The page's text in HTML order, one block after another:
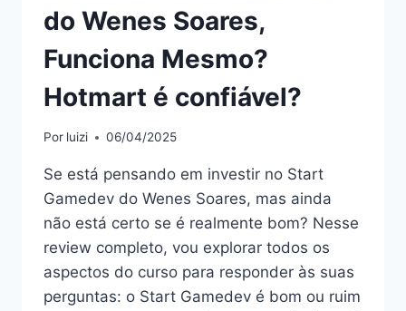
do Wenes Soares,
Funciona Mesmo?
Hotmart é confiável?
Por luizi 06/04/2025
Se está pensando em investir no Start
Gamedev do Wenes Soares, mas ainda
não está certo se é realmente bom? Nesse
review completo, vou explorar todos os
aspectos do curso para responder às suas
perguntas: o Start Gamedev é bom ou ruim